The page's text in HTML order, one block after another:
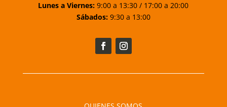
Lunes a Viernes: 9:00 a 13:30 / 17:00 a 20:00
Sábados:9:30 a 13:00